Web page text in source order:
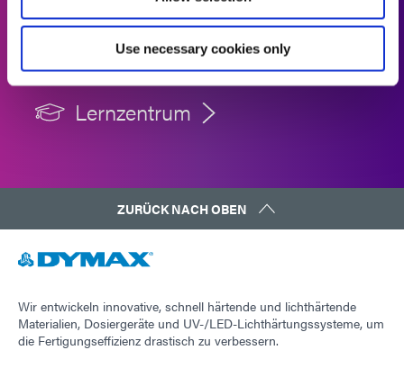
Use necessary cookies only
Fallstudien
Lernzentrum
ZURÜCK NACH OBEN
Wir entwickeln innovative, schnell härtende und lichthärtende
Materialien, Dosiergeräte und UV-/LED-Lichthärtungssysteme, um
die Fertigungseffizienz drastisch zu verbessern.